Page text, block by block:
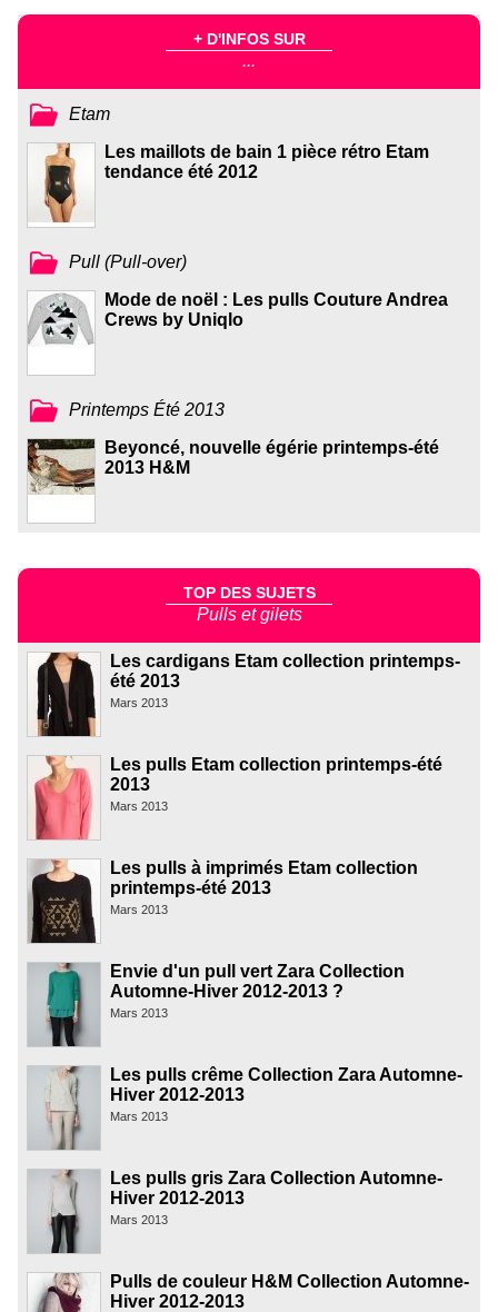
+ D'INFOS SUR
...
Etam
Les maillots de bain 1 pièce rétro Etam
tendance été 2012
Pull (Pull-over)
Mode de noël : Les pulls Couture Andrea
Crews by Uniqlo
Printemps Été 2013
Beyoncé, nouvelle égérie printemps-été
2013 H&M
TOP DES SUJETS
Pulls et gilets
Les cardigans Etam collection printemps-
été 2013
Mars 2013
Les pulls Etam collection printemps-été
2013
Mars 2013
Les pulls à imprimés Etam collection
printemps-été 2013
Mars 2013
Envie d'un pull vert Zara Collection
Automne-Hiver 2012-2013 ?
Mars 2013
Les pulls crême Collection Zara Automne-
Hiver 2012-2013
Mars 2013
Les pulls gris Zara Collection Automne-
Hiver 2012-2013
Mars 2013
Pulls de couleur H&M Collection Automne-
Hiver 2012-2013